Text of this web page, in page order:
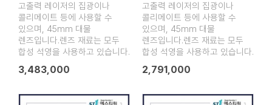
고출력 레이저의 집광이나
콜리메이트 등에 사용할 수
있으며, 45mm 대물
렌즈입니다.렌즈 재료는 모두
합성 석영을 사용하고 있습니다.
3,483,000
고출력 레이저의 집광이나
콜리메이트 등에 사용할 수
있으며, 45mm 대물
렌즈입니다.렌즈 재료는 모두
합성 석영을 사용하고 있습니다.
2,791,000